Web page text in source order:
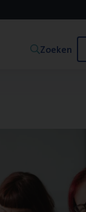
Zoeken